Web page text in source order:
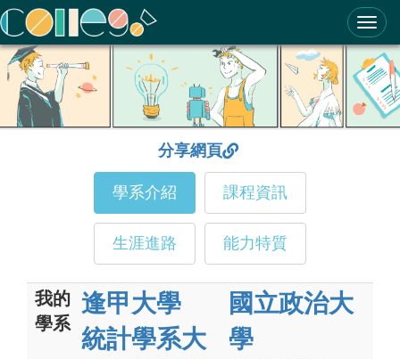
ColleGo! 大學選才與高中育才輔助系統
分享網頁
學系介紹 課程資訊
生涯進路 能力特質
我的
學系
逢甲大學
統計學系大
國立政治大
學